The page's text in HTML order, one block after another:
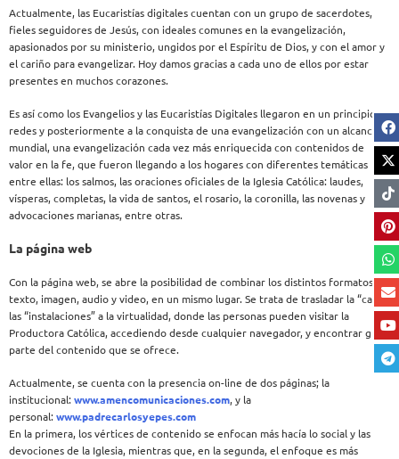
Actualmente, las Eucaristías digitales cuentan con un grupo de sacerdotes,
fieles seguidores de Jesús, con ideales comunes en la evangelización,
apasionados por su ministerio, ungidos por el Espíritu de Dios, y con el amor y
el cariño para evangelizar. Hoy damos gracias a cada uno de ellos por estar
presentes en muchos corazones.
Es así como los Evangelios y las Eucaristías Digitales llegaron en un principio a
redes y posteriormente a la conquista de una evangelización con un alcance
mundial, una evangelización cada vez más enriquecida con contenidos de
valor en la fe, que fueron llegando a los hogares con diferentes temáticas
entre ellas: los salmos, las oraciones oficiales de la Iglesia Católica: laudes,
vísperas, completas, la vida de santos, el rosario, la coronilla, las novenas y
advocaciones marianas, entre otras.
La página web
Con la página web, se abre la posibilidad de combinar los distintos formatos:
texto, imagen, audio y video, en un mismo lugar. Se trata de trasladar la “casa”,
las “instalaciones” a la virtualidad, donde las personas pueden visitar la
Productora Católica, accediendo desde cualquier navegador, y encontrar gran
parte del contenido que se ofrece.
Actualmente, se cuenta con la presencia on-line de dos páginas; la
institucional:www.amencomunicaciones.com, y la
personal:www.padrecarlosyepes.com
En la primera, los vértices de contenido se enfocan más hacía lo social y las
devociones de la Iglesia, mientras que, en la segunda, el enfoque es más